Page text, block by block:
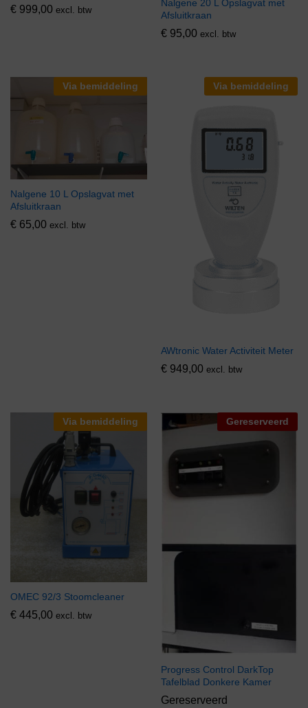
€ 999,00 excl. btw
Nalgene 20 L Opslagvat met
Afsluitkraan
€ 95,00 excl. btw
Via bemiddeling
Nalgene 10 L Opslagvat met
Afsluitkraan
€ 65,00 excl. btw
Via bemiddeling
AWtronic Water Activiteit Meter
€ 949,00 excl. btw
Via bemiddeling
OMEC 92/3 Stoomcleaner
€ 445,00 excl. btw
Gereserveerd
Progress Control DarkTop
Tafelblad Donkere Kamer
Gereserveerd